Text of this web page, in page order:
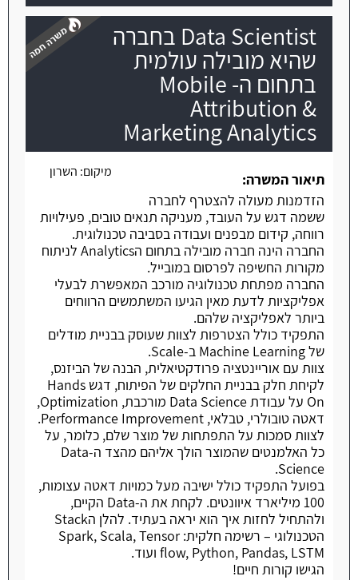
Data Scientist בחברה
שהיא מובילה עולמית
בתחום ה- Mobile
Attribution &
Marketing Analytics
מיקום: השרון
תיאור המשרה:
הזדמנות מעולה להצטרף לחברה
ששמה דגש על העובד, מעניקה תנאים טובים, פעילויות
רווחה, קידום מבפנים ועבודה בסביבה טכנולוגית.
החברה הינה חברה מובילה בתחום הAnalytics לניתוח
מקורות החשיפה לפרסום במובייל.
החברה מפתחת טכנולוגיה מורכב המאפשרת לבעלי
אפליקציות לדעת מאין הגיעו המשתמשים הרווחים
ביותר לאפליקציה שלהם.
התפקיד כולל הצטרפות לצוות שעוסק בבניית מודלים
של Machine Learning ב-Scale.
צוות עם אוריינטציה פרודקטיאלית, הבנה של הביזנס,
לקיחת חלק בבניית החלקים של הפיתוח, דגש Hands
On על עבודת Data Science מורכבת, Optimization,
דאטה טובולרי, טבלאי, Performance Improvement.
לצוות סמכות על התפתחות של מוצר שלם, כלומר, על
כל האלמנטים שהמוצר הולך אליהם מהצד ה-Data
Science.
בפועל התפקיד כולל ישיבה מעל כמויות דאטה עצומות,
100 מיליארד איוונטים. לקחת את ה-Data הקיים,
ולהתחיל לחזות איך הוא יראה בעתיד. להלן הStack
הטכנולוגי – רשימה חלקית: Spark, Scala, Tensor
flow, Python, Pandas, LSTM ועוד.
הגישו קורות חיים!